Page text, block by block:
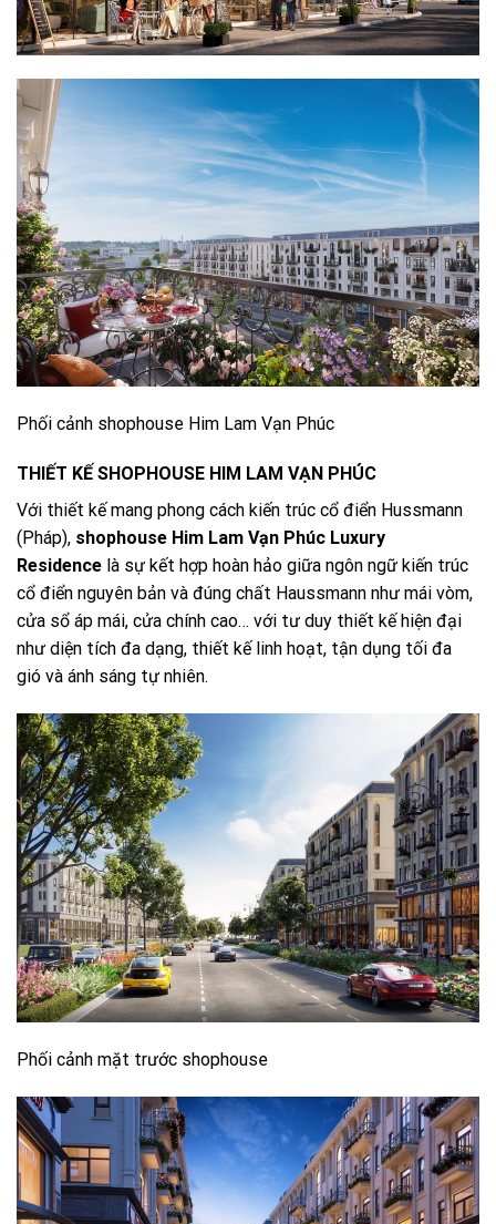
Phối cảnh shophouse Him Lam Vạn Phúc
THIẾT KẾ SHOPHOUSE HIM LAM VẠN PHÚC
Với thiết kế mang phong cách kiến trúc cổ điển Hussmann
(Pháp), shophouse Him Lam Vạn Phúc Luxury
Residence là sự kết hợp hoàn hảo giữa ngôn ngữ kiến trúc
cổ điển nguyên bản và đúng chất Haussmann như mái vòm,
cửa sổ áp mái, cửa chính cao… với tư duy thiết kế hiện đại
như diện tích đa dạng, thiết kế linh hoạt, tận dụng tối đa
gió và ánh sáng tự nhiên.
Phối cảnh mặt trước shophouse